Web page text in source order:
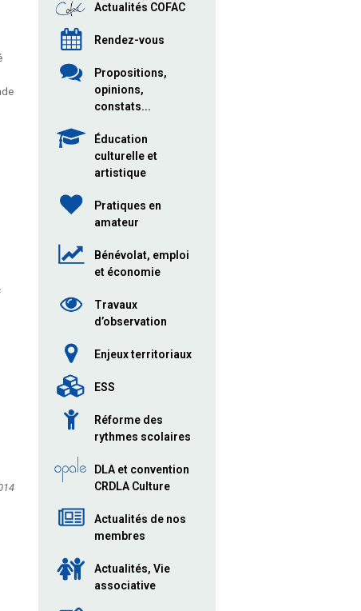
Actualités COFAC
Rendez-vous
Propositions,
opinions,
constats...
Éducation
culturelle et
artistique
Pratiques en
amateur
Bénévolat, emploi
et économie
Travaux
d’observation
Enjeux territoriaux
ESS
Réforme des
rythmes scolaires
DLA et convention
CRDLA Culture
Actualités de nos
membres
Actualités, Vie
associative